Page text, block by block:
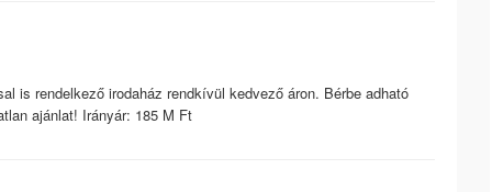
is rendelkező irodaház rendkívül kedvező áron. Bérbe adható
ajánlat! Irányár: 185 M Ft